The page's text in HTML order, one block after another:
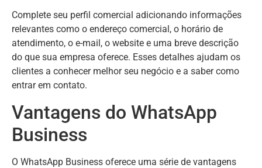
Complete seu perfil comercial adicionando informações
relevantes como o endereço comercial, o horário de
atendimento, o e-mail, o website e uma breve descrição
do que sua empresa oferece. Esses detalhes ajudam os
clientes a conhecer melhor seu negócio e a saber como
entrar em contato.
Vantagens do WhatsApp
Business
O WhatsApp Business oferece uma série de vantagens